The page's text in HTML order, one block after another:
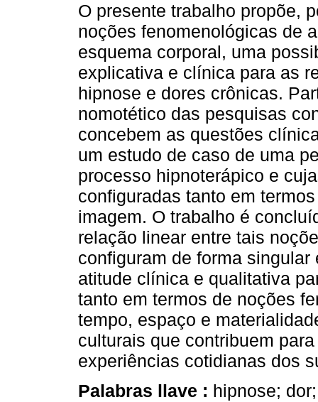
O presente trabalho propõe,
noções fenomenológicas de
esquema corporal, uma
explicativa e clínica para as
hipnose e dores crônicas.
nomotético das pesquisas
concebem as questões
um estudo de caso de uma
processo hipnoterápico e
configuradas tanto em
imagem. O trabalho é
relação linear entre tais
configuram de forma
atitude clínica e qualitativa
tanto em termos de noções
tempo, espaço e
culturais que contribuem
experiências cotidianas dos
Palabras llave : hipnose;